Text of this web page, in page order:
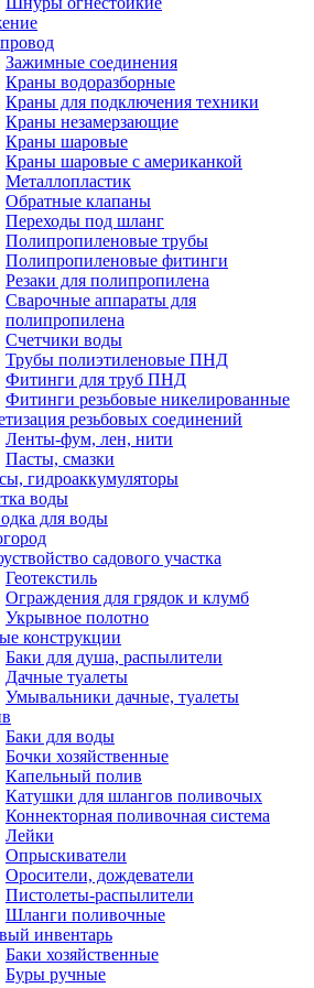
Зажимные соединения
Краны водоразборные
Краны для подключения техники
Краны незамерзающие
Краны шаровые
Краны шаровые с американкой
Металлопластик
Обратные клапаны
Переходы под шланг
Полипропиленовые трубы
Полипропиленовые фитинги
Резаки для полипропилена
Сварочные аппараты для
полипропилена
Счетчики воды
Трубы полиэтиленовые ПНД
Фитинги для труб ПНД
Фитинги резьбовые никелированные
резьбовых соединений
Ленты-фум, лен, нити
Пасты, смазки
гидроаккумуляторы
воды
для воды
садового участка
Геотекстиль
Ограждения для грядок и клумб
Укрывное полотно
конструкции
Баки для душа, распылители
Дачные туалеты
Умывальники дачные, туалеты
Баки для воды
Бочки хозяйственные
Капельный полив
Катушки для шлангов поливочых
Коннекторная поливочная система
Лейки
Опрыскиватели
Оросители, дождеватели
Пистолеты-распылители
Шланги поливочные
инвентарь
Баки хозяйственные
Буры ручные